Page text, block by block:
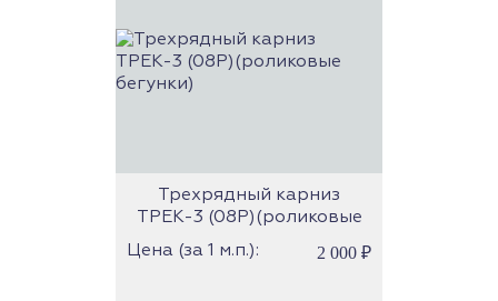
Трехрядный карниз
ТРЕК-3 (08Р)(роликовые
бегунки)
Цена (за 1 м.п.): 2 000 ₽